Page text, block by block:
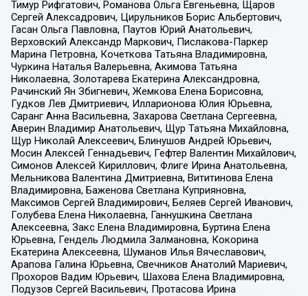
Тимур Рифгатович, Романова Ольга Евгеньевна, Щаров
Сергей Алексадрович, Цирульников Борис Альбертович,
Гасан Ольга Павловна, Паутов Юрий Анатольевич,
Верховский Александр Маркович, Пислакова-Паркер
Марина Петровна, Кочеткова Татьяна Владимировна,
Чуркина Наталья Валерьевна, Акимова Татьяна
Николаевна, Золотарева Екатерина Александровна,
Рачинский Ян Збигневич, Жемкова Елена Борисовна,
Гудков Лев Дмитриевич, Илларионова Юлия Юрьевна,
Саранг Анна Васильевна, Захарова Светлана Сергеевна,
Аверин Владимир Анатольевич, Щур Татьяна Михайловна,
Щур Николай Алексеевич, Блинушов Андрей Юрьевич,
Мосин Алексей Геннадьевич, Гефтер Валентин Михайлович,
Симонов Алексей Кириллович, Флиге Ирина Анатольевна,
Мельникова Валентина Дмитриевна, Вититинова Елена
Владимировна, Баженова Светлана Куприяновна,
Максимов Сергей Владимирович, Беляев Сергей Иванович,
Голубева Елена Николаевна, Ганнушкина Светлана
Алексеевна, Закс Елена Владимировна, Буртина Елена
Юрьевна, Гендель Людмила Залмановна, Кокорина
Екатерина Алексеевна, Шуманов Илья Вячеславович,
Арапова Галина Юрьевна, Свечников Анатолий Мариевич,
Прохоров Вадим Юрьевич, Шахова Елена Владимировна,
Подузов Сергей Васильевич, Протасова Ирина